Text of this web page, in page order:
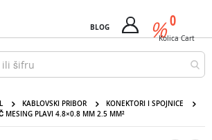
BLOG %
Cart 0
Kolica Cart
KABLOVSKI PRIBOR
KONEKTORI I SPOJNICE
MESING PLAVI 4.8×0.8 MM 2.5 MM²
mesing plavi 4.8×0.8 mm 2.5 mm²